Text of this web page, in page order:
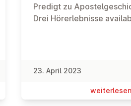
Predigt zu
Drei Hörerlebnisse
23. April 2023
wei­ter­le­sen